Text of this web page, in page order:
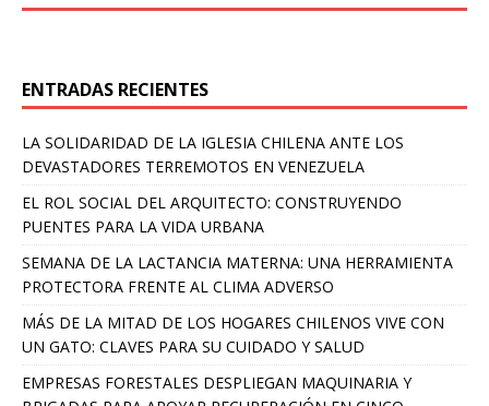
ENTRADAS RECIENTES
LA SOLIDARIDAD DE LA IGLESIA CHILENA ANTE LOS
DEVASTADORES TERREMOTOS EN VENEZUELA
EL ROL SOCIAL DEL ARQUITECTO: CONSTRUYENDO
PUENTES PARA LA VIDA URBANA
SEMANA DE LA LACTANCIA MATERNA: UNA HERRAMIENTA
PROTECTORA FRENTE AL CLIMA ADVERSO
MÁS DE LA MITAD DE LOS HOGARES CHILENOS VIVE CON
UN GATO: CLAVES PARA SU CUIDADO Y SALUD
EMPRESAS FORESTALES DESPLIEGAN MAQUINARIA Y